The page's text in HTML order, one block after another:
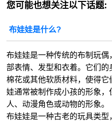
您可能也想关注以下话题:
布娃娃是什么?
布娃娃是一种传统的布制玩
部表情、发型和衣着。它们
棉花或其他软质材料，使得
娃通常被制作成小孩的形象
人、动漫角色或动物的形象。
布娃娃是一种古老的玩具类